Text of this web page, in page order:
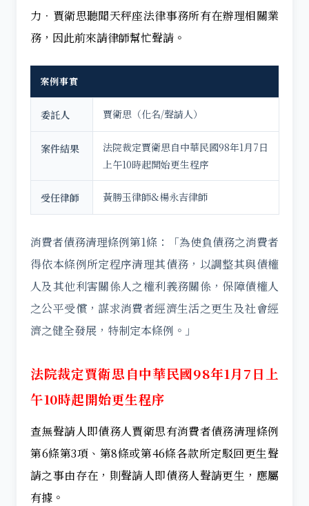
力．賈衛思聽聞天秤座法律事務所有在辦理相關業
務，因此前來請律師幫忙聲請。
案例事實
委託人 賈衛思（化名/聲請人）
案件結果
法院裁定賈衛思自中華民國98年1月7日
上午10時起開始更生程序
受任律師 黃勝玉律師&楊永吉律師
消費者債務清理條例第1條：「為使負債務之消費者
得依本條例所定程序清理其債務，以調整其與債權
人及其他利害關係人之權利義務關係，保障債權人
之公平受償，謀求消費者經濟生活之更生及社會經
濟之健全發展，特制定本條例。」
法院裁定賈衛思自中華民國98年1月7日上
午10時起開始更生程序
查無聲請人即債務人賈衛思有消費者債務清理條例
第6條第3項、第8條或第46條各款所定駁回更生聲
請之事由存在，則聲請人即債務人聲請更生，應屬
有據。